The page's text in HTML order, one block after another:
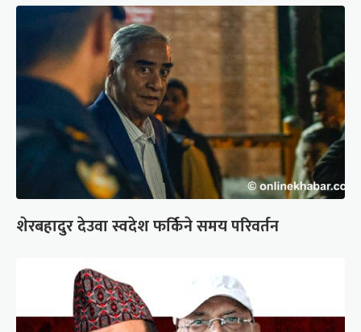
शेरबहादुर देउवा स्वदेश फर्किने समय परिवर्तन